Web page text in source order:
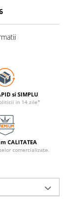
si SIMPLU
in 14 zile*
CALITATEA
comercializate.